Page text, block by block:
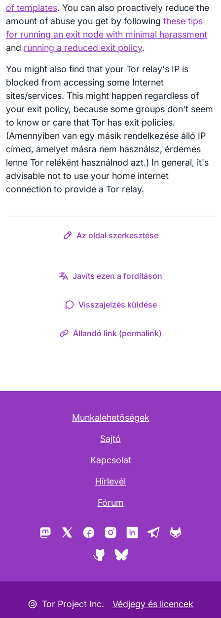
of templates. You can also proactively reduce the
amount of abuse you get by following these tips
for running an exit node with minimal harassment
and running a reduced exit policy.
You might also find that your Tor relay's IP is
blocked from accessing some Internet
sites/services. This might happen regardless of
your exit policy, because some groups don't seem
to know or care that Tor has exit policies.
(Amennyiben van egy másik rendelkezése álló IP
címed, amelyet másra nem használsz, érdemes
lenne Tor reléként használnod azt.) In general, it's
advisable not to use your home internet
connection to provide a Tor relay.
Az oldal szerkesztése
Javíts ezen a fordításon
Visszajelzés küldése
Állandó link (permalink)
Munkalehetőségek
Sajtó
Kapcsolat
Hírlevél
Fórum
Mastodon FacebookInstagramLinkedInTelegram
GitHubBluesky
Copyleft ikon
Tor Project Inc. Védjegy és licencek